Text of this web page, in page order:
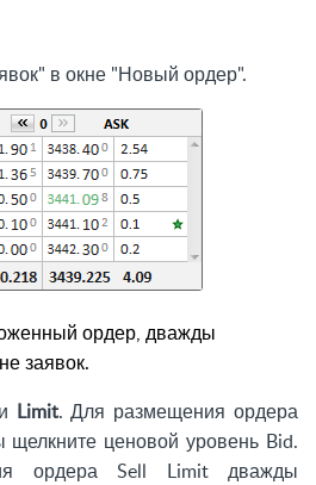
в окне "Новый ордер".
ордер, дважды
заявок.
Limit. Для размещения ордера
ценовой уровень Bid.
ордера Sell Limit дважды